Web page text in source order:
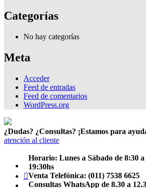
Categorías
No hay categorías
Meta
Acceder
Feed de entradas
Feed de comentarios
WordPress.org
¿Dudas? ¿Consultas? ¡Estamos para
atención al cliente
Facebook
Teléfono
Email
Horario: Lunes a Sábado de 8:30 a
19:30hs
Venta Telefónica: (011) 7538 6625
Consultas WhatsApp de 8.30 a